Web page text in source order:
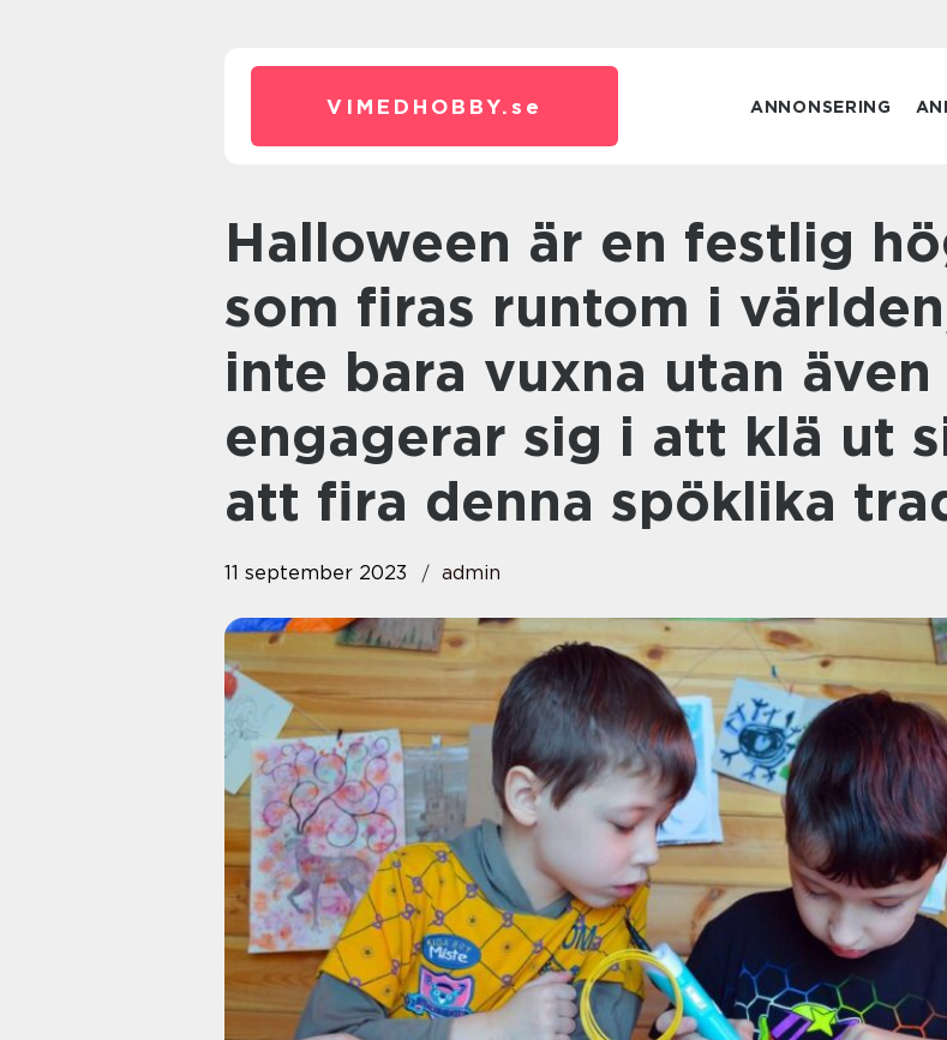
VIMEDHOBBY. se ANNONSERING
Halloween är en festlig högtid
som firas runtom i
inte bara vuxna utan även
engagerar sig i att klä ut
att fira denna spöklika
11 september 2023 admin